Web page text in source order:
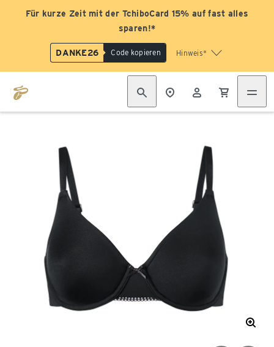
Für kurze Zeit mit der TchiboCard 15% auf fast alles
sparen!*
DANKE26 Code kopieren Hinweis*